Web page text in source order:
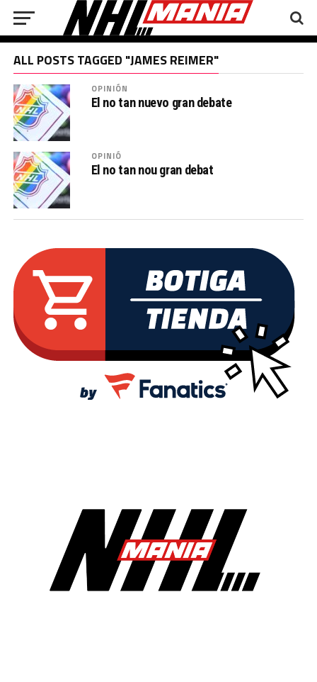
ALL POSTS TAGGED "JAMES REIMER"
OPINIÓN
El no tan nuevo gran debate
OPINIÓ
El no tan nou gran debat